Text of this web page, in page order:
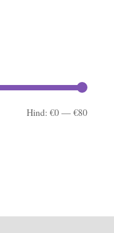
Hind:€0—€80